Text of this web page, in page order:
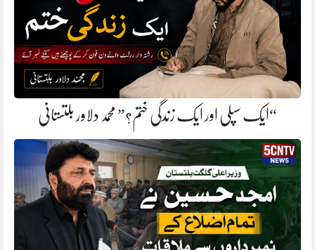
“ایک سپلی اور ایک زندگی ختم؟” محمد دلاور بلتستانی